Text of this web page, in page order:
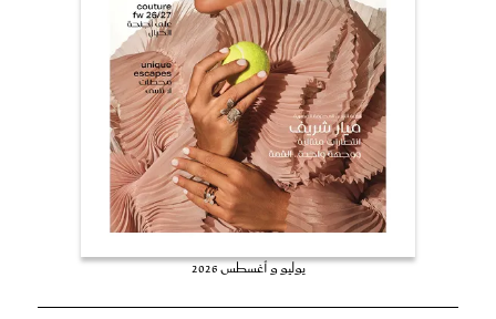
يوليو و أغسطس 2026
عروس سيدتي